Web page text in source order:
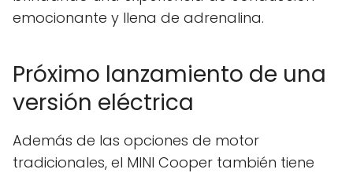
emocionante y llena de adrenalina.
Próximo lanzamiento de una
versión eléctrica
Además de las opciones de motor
tradicionales, el MINI Cooper también tiene